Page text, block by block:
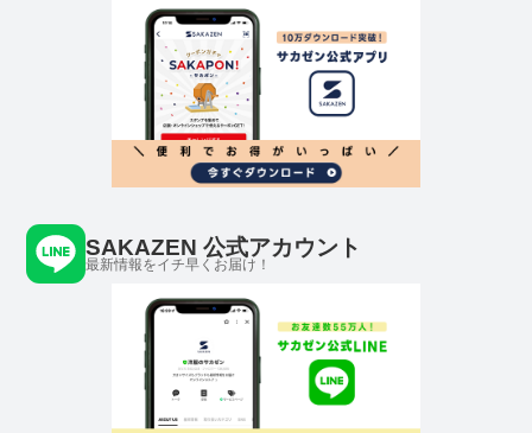
SAKAZEN 公式アカウント
最新情報をイチ早くお届け！